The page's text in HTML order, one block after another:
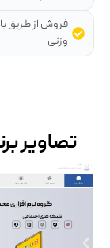
فروش از طریق
وزنی
تصاویر